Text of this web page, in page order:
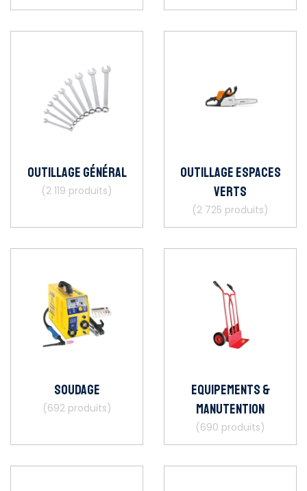
Outillage général
(2 119 produits)
Outillage espaces
verts
(2 725 produits)
Soudage
(692 produits)
Equipements &
Manutention
(690 produits)